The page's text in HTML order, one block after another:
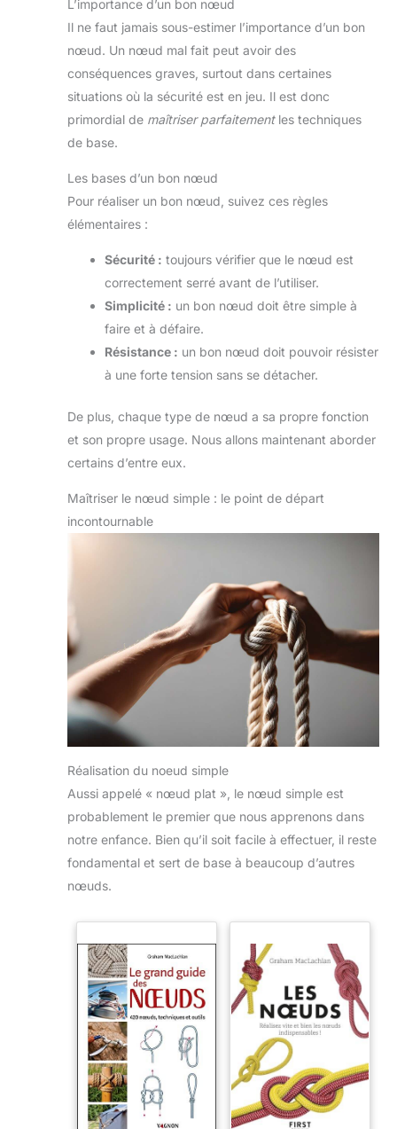
L’importance d’un bon nœud
Il ne faut jamais sous-estimer l’importance d’un bon
nœud. Un nœud mal fait peut avoir des
conséquences graves, surtout dans certaines
situations où la sécurité est en jeu. Il est donc
primordial de maîtriser parfaitementles techniques
de base.
Les bases d’un bon nœud
Pour réaliser un bon nœud, suivez ces règles
élémentaires :
Sécurité : toujours vérifier que le nœud est
correctement serré avant de l’utiliser.
Simplicité : un bon nœud doit être simple à
faire et à défaire.
Résistance : un bon nœud doit pouvoir résister
à une forte tension sans se détacher.
De plus, chaque type de nœud a sa propre fonction
et son propre usage. Nous allons maintenant aborder
certains d’entre eux.
Maîtriser le nœud simple : le point de départ
incontournable
Réalisation du noeud simple
Aussi appelé « nœud plat », le nœud simple est
probablement le premier que nous apprenons dans
notre enfance. Bien qu’il soit facile à effectuer, il reste
fondamental et sert de base à beaucoup d’autres
nœuds.